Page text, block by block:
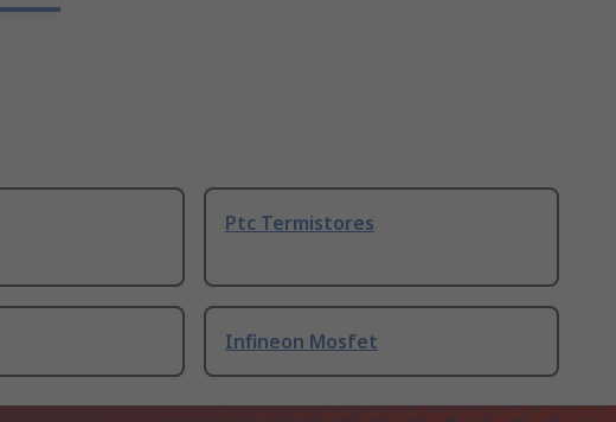
Ptc Termistores
Infineon Mosfet